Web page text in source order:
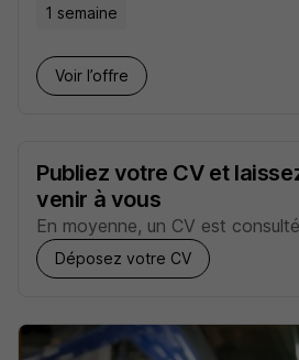
1 semaine
Voir l’offre
Publiez votre CV et
venir à vous
En moyenne, un CV est
Déposez votre CV